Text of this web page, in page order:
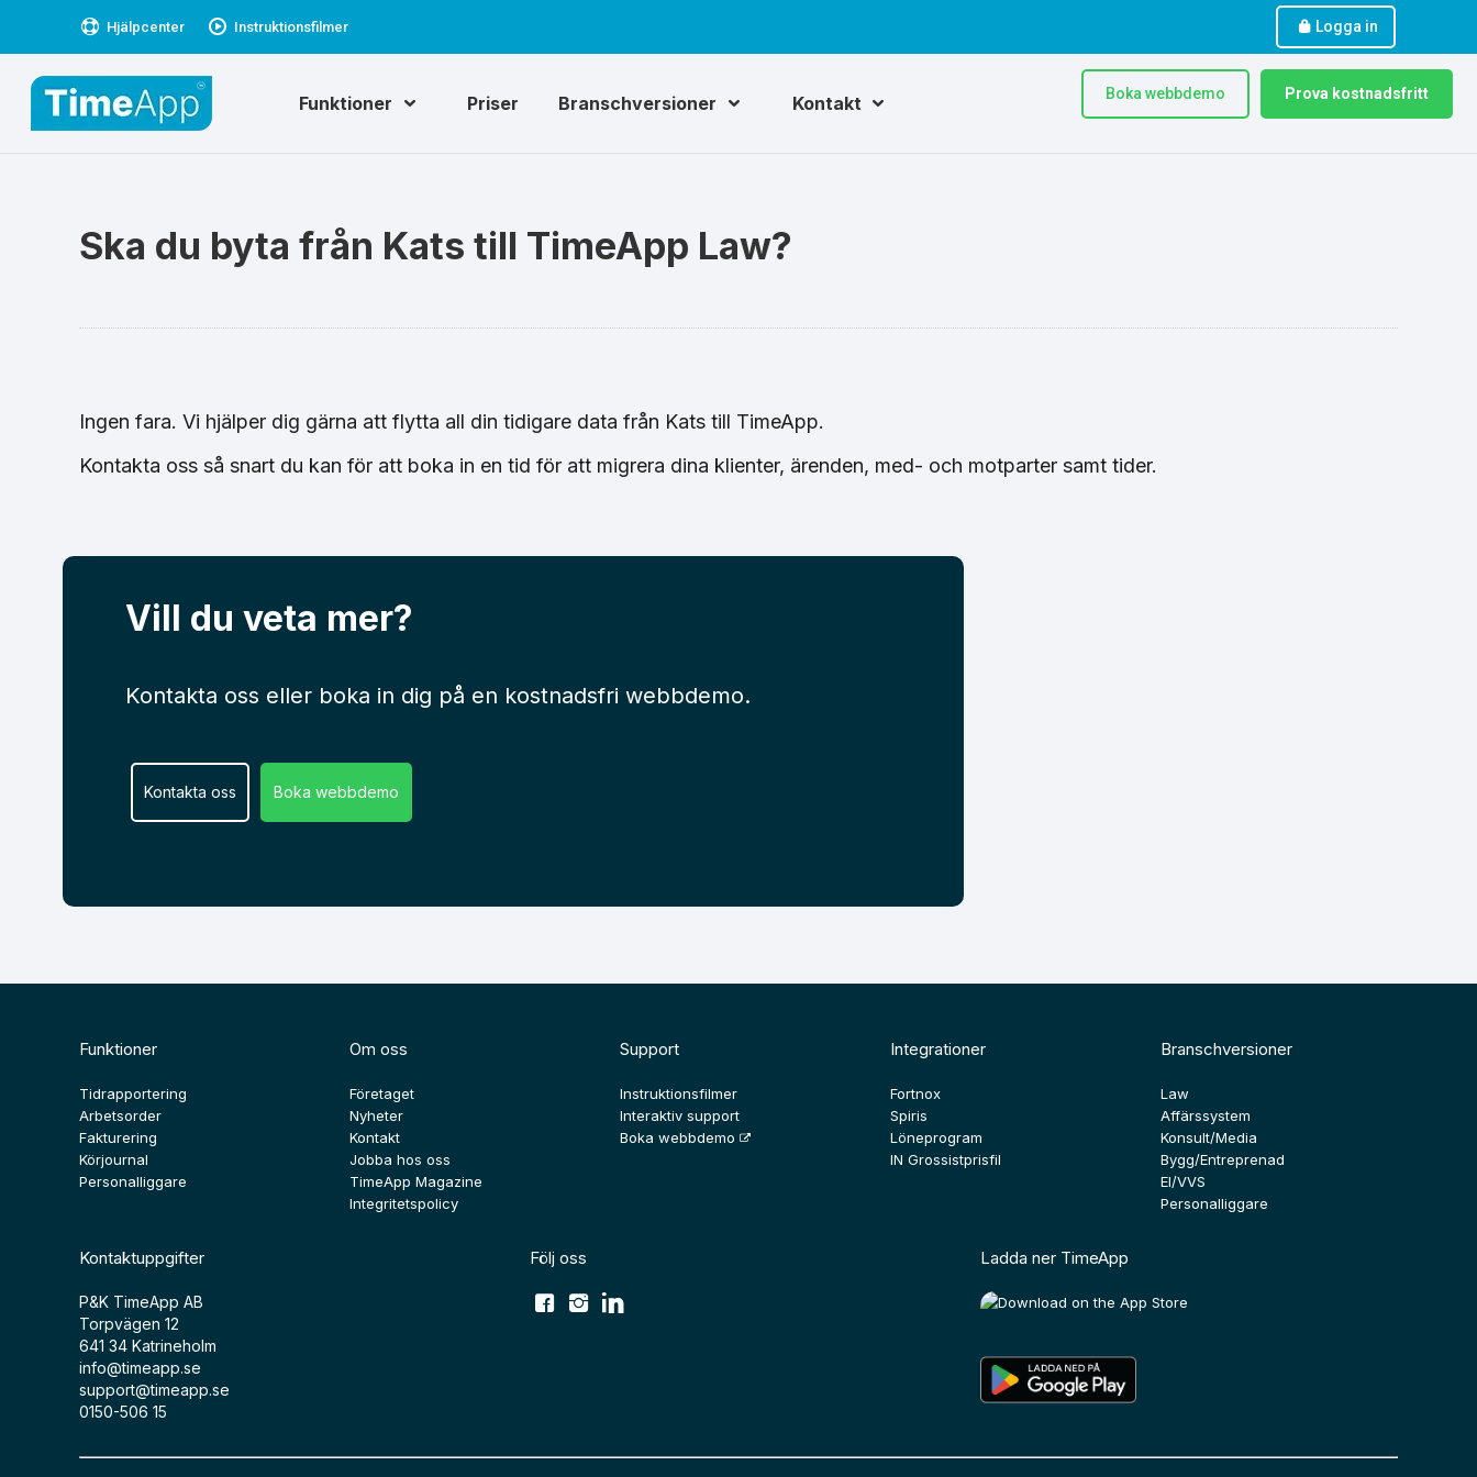
Hjälpcenter Instruktionsfilmer Logga in
Funktioner Priser Branschversioner Kontakt Boka webbdemo Prova kostnadsfritt
Ska du byta från Kats till TimeApp Law?
Ingen fara. Vi hjälper dig gärna att flytta all din tidigare data från Kats till TimeApp.
Kontakta oss så snart du kan för att boka in en tid för att migrera dina klienter, ärenden, med- och motparter samt tider.
Vill du veta mer?
Kontakta oss eller boka in dig på en kostnadsfri webbdemo.
Kontakta oss Boka webbdemo
Funktioner
Tidrapportering
Arbetsorder
Fakturering
Körjournal
Personalliggare
Om oss
Företaget
Nyheter
Kontakt
Jobba hos oss
TimeApp Magazine
Integritetspolicy
Support
Instruktionsfilmer
Interaktiv support
Boka webbdemo
Integrationer
Fortnox
Spiris
Löneprogram
IN Grossistprisfil
Branschversioner
Law
Affärssystem
Konsult/Media
Bygg/Entreprenad
El/VVS
Personalliggare
Kontaktuppgifter
P&K TimeApp AB
Torpvägen 12
641 34 Katrineholm
info@timeapp.se
support@timeapp.se
0150-506 15
Följ oss Ladda ner TimeApp